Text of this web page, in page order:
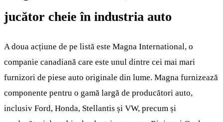
jucător cheie în industria auto
A doua acțiune de pe listă este Magna International, o
companie canadiană care este unul dintre cei mai mari
furnizori de piese auto originale din lume. Magna furnizează
componente pentru o gamă largă de producători auto,
inclusiv Ford, Honda, Stellantis și VW, precum și